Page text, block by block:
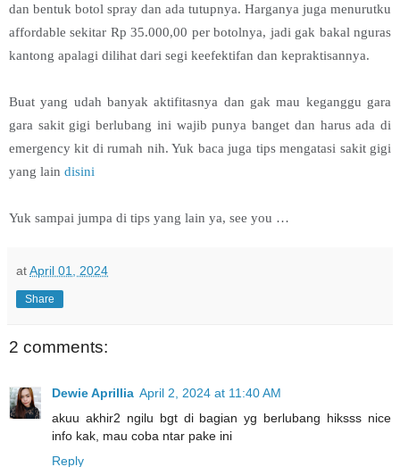
dan bentuk botol spray dan ada tutupnya. Harganya juga menurutku
affordable sekitar Rp 35.000,00 per botolnya, jadi gak bakal nguras
kantong apalagi dilihat dari segi keefektifan dan kepraktisannya.
Buat yang udah banyak aktifitasnya dan gak mau keganggu gara
gara sakit gigi berlubang ini wajib punya banget dan harus ada di
emergency kit di rumah nih. Yuk baca juga tips mengatasi sakit gigi
yang lain disini
Yuk sampai jumpa di tips yang lain ya, see you …
atApril 01, 2024
Share
2 comments:
Dewie Aprillia April 2, 2024 at 11:40 AM
akuu akhir2 ngilu bgt di bagian yg berlubang hiksss nice
info kak, mau coba ntar pake ini
Reply